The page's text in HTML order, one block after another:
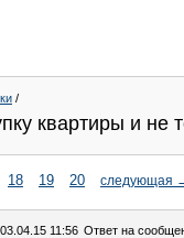
/
квартиры и не
18 19 20 следующая
03.04.15 11:56 Ответ на